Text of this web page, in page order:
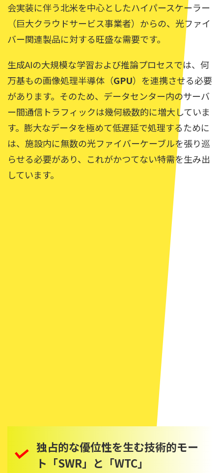
会実装に伴う北米を中心としたハイパースケーラー
（巨大クラウドサービス事業者）からの、光ファイ
バー関連製品に対する旺盛な需要です。
生成AIの大規模な学習および推論プロセスでは、何
万基もの画像処理半導体（GPU）を連携させる必要
があります。そのため、データセンター内のサーバ
ー間通信トラフィックは幾何級数的に増大していま
す。膨大なデータを極めて低遅延で処理するために
は、施設内に無数の光ファイバーケーブルを張り巡
らせる必要があり、これがかつてない特需を生み出
しています。
独占的な優位性を生む技術的モー
ト「SWR」と「WTC」